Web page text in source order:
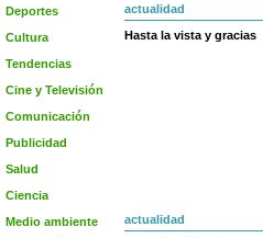
Deportes
Cultura
Tendencias
Cine y Televisión
Comunicación
Publicidad
Salud
Ciencia
Medio ambiente
actualidad
Hasta la vista y gracias
actualidad